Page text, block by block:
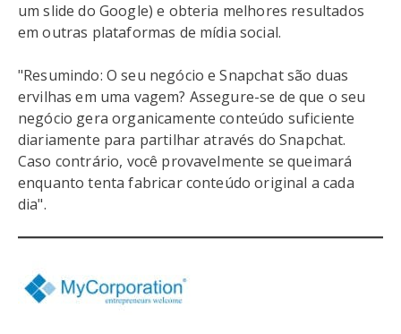
um slide do Google) e obteria melhores resultados
em outras plataformas de mídia social.
"Resumindo: O seu negócio e Snapchat são duas
ervilhas em uma vagem? Assegure-se de que o seu
negócio gera organicamente conteúdo suficiente
diariamente para partilhar através do Snapchat.
Caso contrário, você provavelmente se queimará
enquanto tenta fabricar conteúdo original a cada
dia".